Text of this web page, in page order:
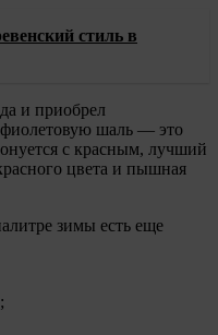
стиль в
и приобрел
фиолетовую шаль — это
с красным, лучший
цвета и пышная
зимы есть еще